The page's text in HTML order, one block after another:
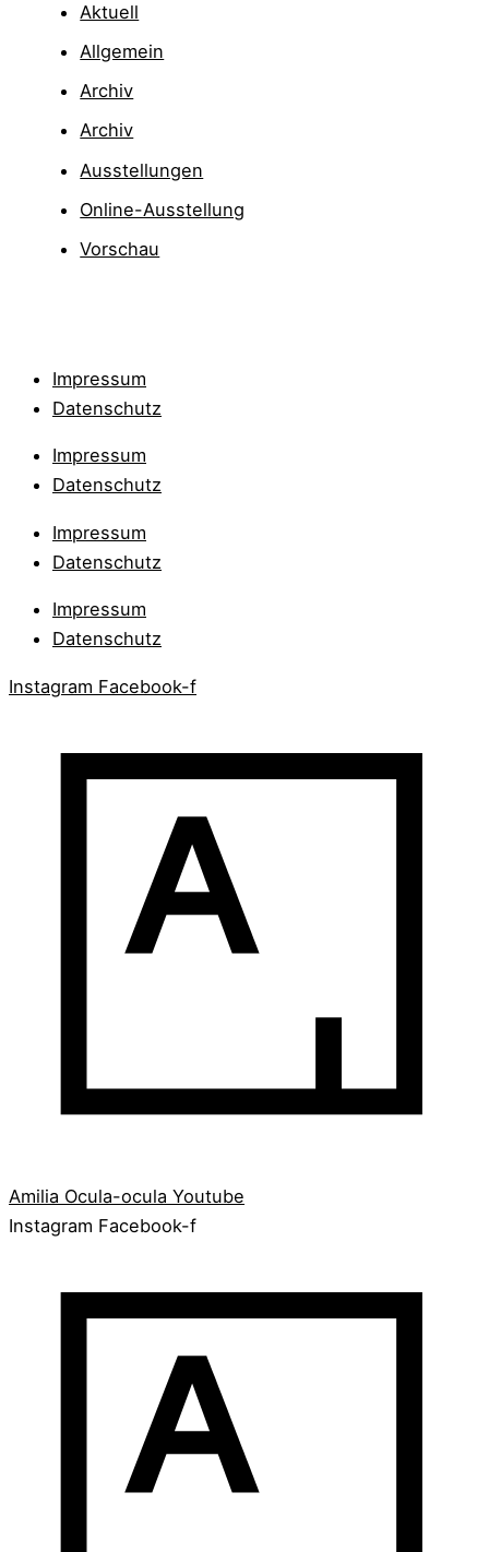
Aktuell
Allgemein
Archiv
Archiv
Ausstellungen
Online-Ausstellung
Vorschau
Impressum
Datenschutz
Impressum
Datenschutz
Impressum
Datenschutz
Impressum
Datenschutz
Instagram Facebook-f
Amilia Ocula-ocula Youtube
Instagram Facebook-f